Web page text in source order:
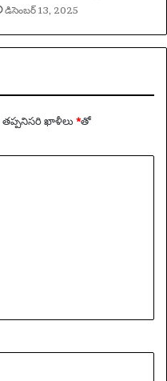
డిసెంబర్ 13, 2025
తప్పనిసరి ఖాళీలు *‌తో